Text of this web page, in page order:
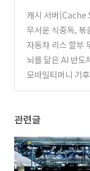
캐시 서버
stribution
무서운 식중독, 볶
자동차 리스 할부
뇌를 닮은 AI 반도
모바일티머니 기
관련글